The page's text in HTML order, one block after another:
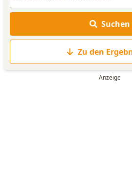
ANAGRAMM-
Suchen
Zu den